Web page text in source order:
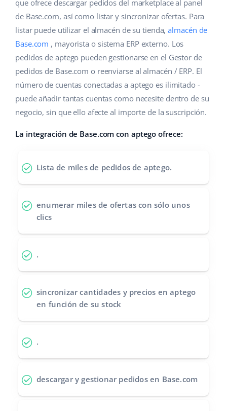
Gestión de envíos
Automatizaciones
Base Connect
IA para e-commerce
Hogar y jardinería
Productos infantiles
Electrónica
Piezas de automóviles
Supermercado
Ayuda
Base Academy
Servicios
Implementación de sistemas
Auditoría de cuentas
Otros
Cooperación y socios
english (GB)
english (IN)
čeština
deutsch
español (MX)
Italiano
română
que ofrece descargar pedidos del marketplace al panel
de Base.com, así como listar y sincronizar ofertas. Para
listar puede utilizar el almacén de su tienda,almacén de
Base.com , mayorista o sistema ERP externo. Los
pedidos de aptego pueden gestionarse en el Gestor de
pedidos de Base.com o reenviarse al almacén / ERP. El
número de cuentas conectadas a aptego es ilimitado -
puede añadir tantas cuentas como necesite dentro de su
negocio, sin que ello afecte al importe de la suscripción.
La integración de Base.com con aptego ofrece:
Lista de miles de pedidos de aptego.
enumerar miles de ofertas con sólo unos
clics
.
sincronizar cantidades y precios en aptego
en función de su stock
.
descargar y gestionar pedidosen Base.com